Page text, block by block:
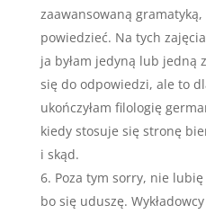
zaawansowaną
powiedzieć. Na tych
ja byłam jedyną lub jedną
się do odpowiedzi, ale to
ukończyłam filologię
kiedy stosuje się stronę
i skąd.
Poza tym sorry, nie
bo się uduszę.